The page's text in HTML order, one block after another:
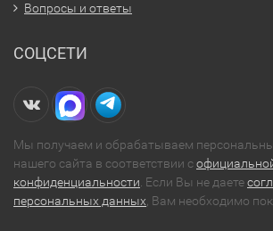
Вопросы и ответы
СОЦСЕТИ
Мы получаем и обрабатываем
нашего сайта в соответствии с
конфиденциальности . Если Вы не даете
персональных данных , Вам необходимо